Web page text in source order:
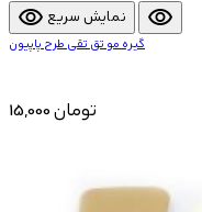
visibility نمایش سریع visibility
گیره مو تق تقی طرح پاپیون
15,000 تومان